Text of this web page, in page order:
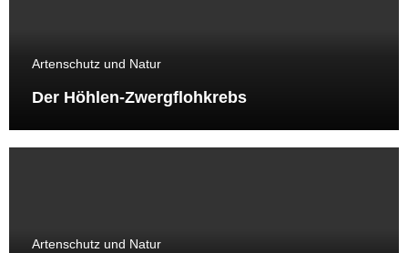
Artenschutz und Natur
Der Höhlen-Zwergflohkrebs
Artenschutz und Natur